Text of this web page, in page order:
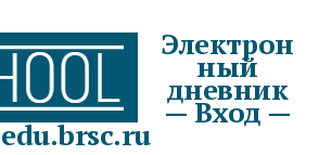
Электрон
ный
дневник
— Вход —
edu.brsc.ru